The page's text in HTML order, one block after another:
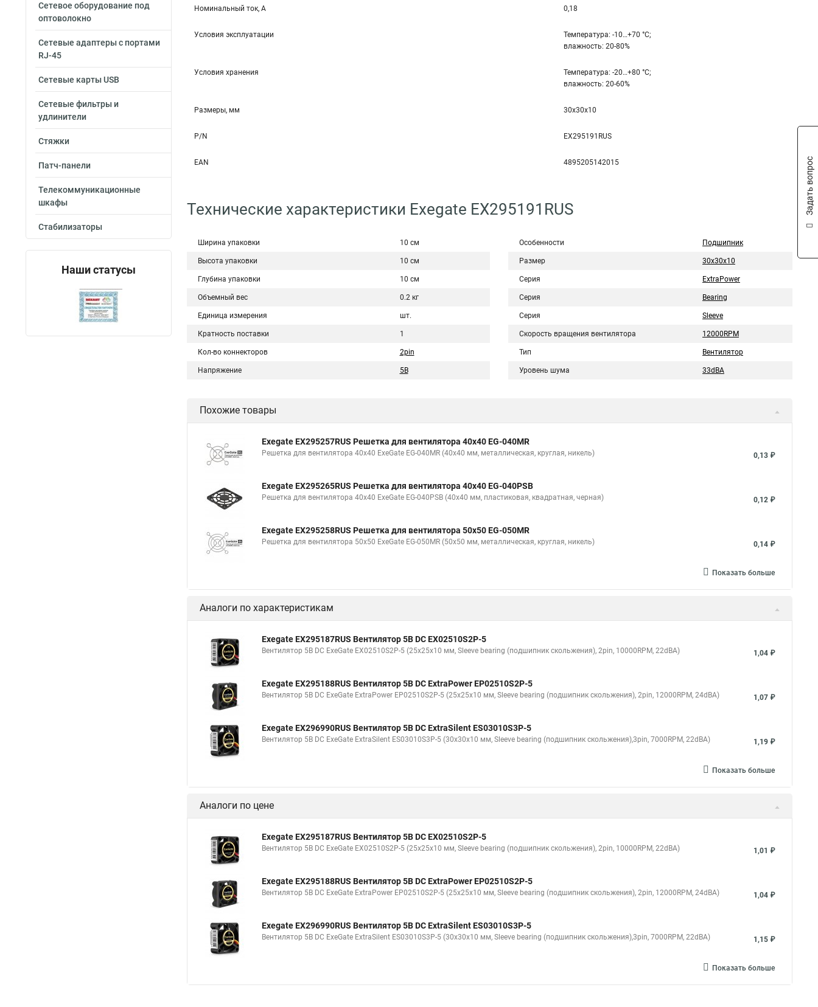
Сетевое оборудование под
оптоволокно
Сетевые адаптеры с портами
RJ-45
Сетевые карты USB
Сетевые фильтры и
удлинители
Стяжки
Патч-панели
Телекоммуникационные
шкафы
Стабилизаторы
Наши статусы
Номинальный ток, А 0,18
Условия эксплуатации
Температура: -10…+70 °С;
влажность: 20-80%
Условия хранения
Температура: -20…+80 °С;
влажность: 20-60%
Размеры, мм 30x30x10
P/N EX295191RUS
EAN 4895205142015
Технические характеристики Exegate EX295191RUS
Ширина упаковки 10 см
Высота упаковки 10 см
Глубина упаковки 10 см
Объемный вес 0.2 кг
Единица измерения шт.
Кратность поставки 1
Кол-во коннекторов 2pin
Напряжение 5В
Особенности Подшипник
Размер 30x30x10
Серия ExtraPower
Серия Bearing
Серия Sleeve
Скорость вращения вентилятора 12000RPM
Тип Вентилятор
Уровень шума 33dBA
Похожие товары
Exegate EX295257RUS Решетка для вентилятора 40x40 EG-040MR
Решетка для вентилятора 40x40 ExeGate EG-040MR (40x40 мм, металлическая, круглая, никель) 0,13 ₽
Exegate EX295265RUS Решетка для вентилятора 40x40 EG-040PSB
Решетка для вентилятора 40x40 ExeGate EG-040PSB (40x40 мм, пластиковая, квадратная, черная) 0,12 ₽
Exegate EX295258RUS Решетка для вентилятора 50х50 EG-050MR
Решетка для вентилятора 50х50 ExeGate EG-050MR (50x50 мм, металлическая, круглая, никель) 0,14 ₽
Показать больше
Аналоги по характеристикам
Exegate EX295187RUS Вентилятор 5В DC EX02510S2P-5
Вентилятор 5В DC ExeGate EX02510S2P-5 (25x25x10 мм, Sleeve bearing (подшипник скольжения), 2pin, 10000RPM, 22dBA) 1,04 ₽
Exegate EX295188RUS Вентилятор 5В DC ExtraPower EP02510S2P-5
Вентилятор 5В DC ExeGate ExtraPower EP02510S2P-5 (25x25x10 мм, Sleeve bearing (подшипник скольжения), 2pin, 12000RPM, 24dBA) 1,07 ₽
Exegate EX296990RUS Вентилятор 5В DC ExtraSilent ES03010S3P-5
Вентилятор 5В DC ExeGate ExtraSilent ES03010S3P-5 (30x30x10 мм, Sleeve bearing (подшипник скольжения),3pin, 7000RPM, 22dBA) 1,19 ₽
Показать больше
Аналоги по цене
Exegate EX295187RUS Вентилятор 5В DC EX02510S2P-5
Вентилятор 5В DC ExeGate EX02510S2P-5 (25x25x10 мм, Sleeve bearing (подшипник скольжения), 2pin, 10000RPM, 22dBA) 1,01 ₽
Exegate EX295188RUS Вентилятор 5В DC ExtraPower EP02510S2P-5
Вентилятор 5В DC ExeGate ExtraPower EP02510S2P-5 (25x25x10 мм, Sleeve bearing (подшипник скольжения), 2pin, 12000RPM, 24dBA) 1,04 ₽
Exegate EX296990RUS Вентилятор 5В DC ExtraSilent ES03010S3P-5
Вентилятор 5В DC ExeGate ExtraSilent ES03010S3P-5 (30x30x10 мм, Sleeve bearing (подшипник скольжения),3pin, 7000RPM, 22dBA) 1,15 ₽
Показать больше
Задать вопрос